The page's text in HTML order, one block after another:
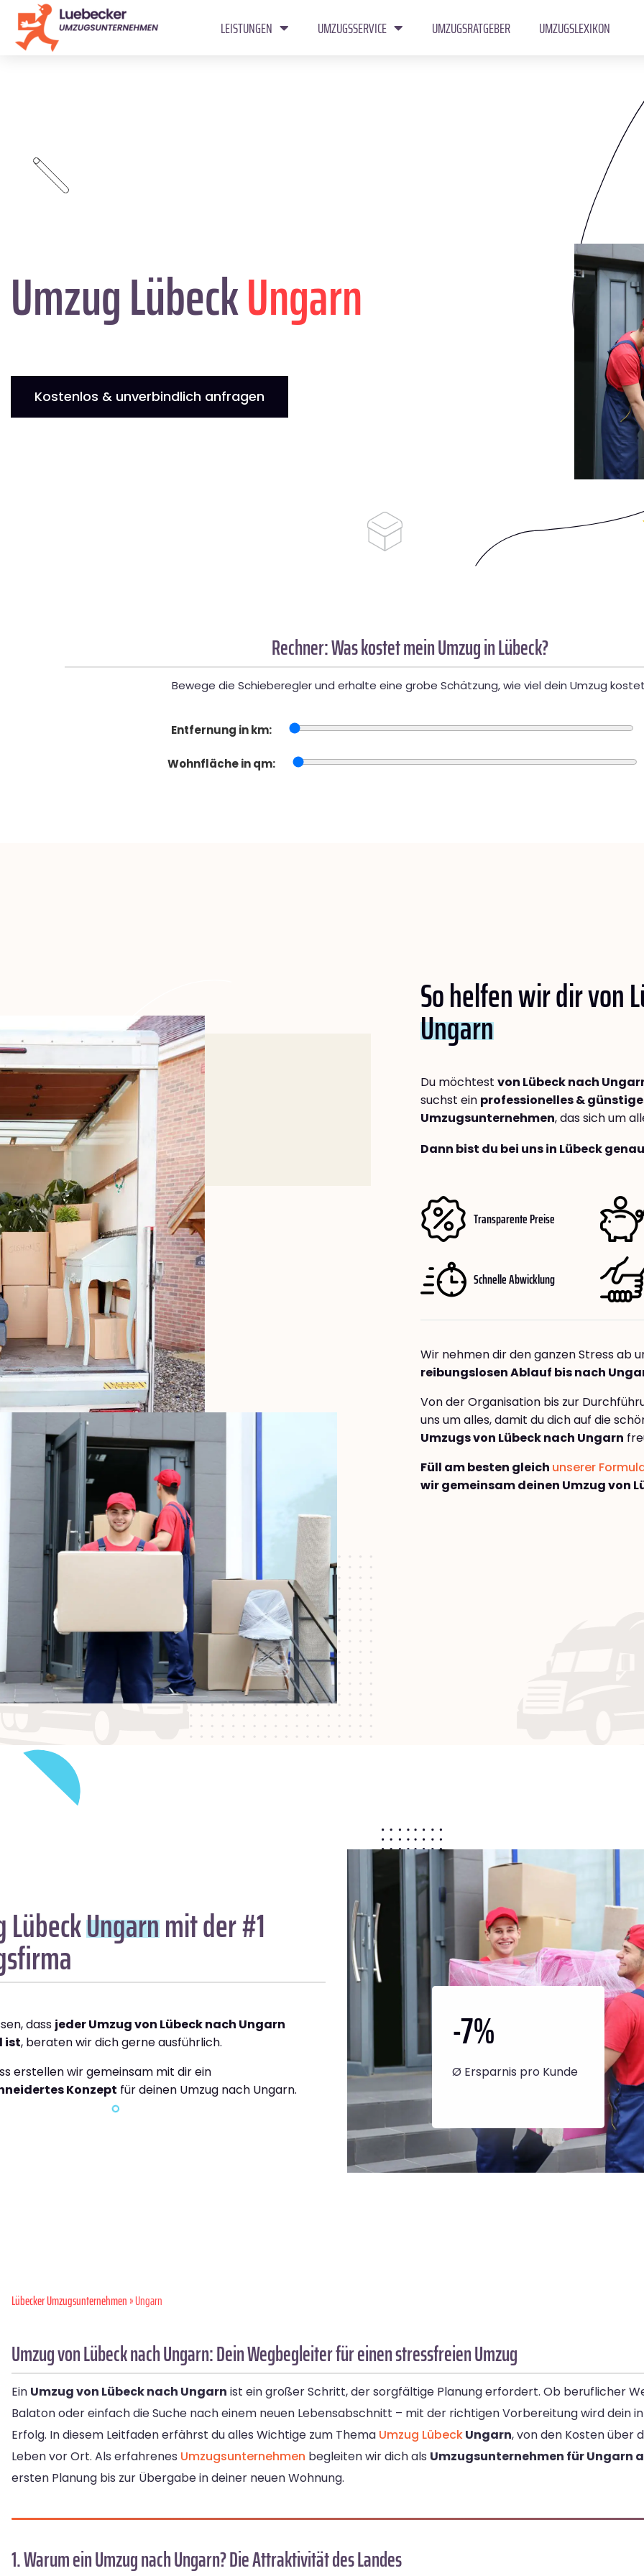
LEISTUNGEN UMZUGSSERVICE UMZUGSRATGEBER UMZUGSLEXIKON
Umzug LübeckUngarn
Kostenlos & unverbindlich anfragen
Rechner: Was kostet mein Umzug in Lübeck?
Bewege die Schieberegler und erhalte eine grobe Schätzung, wie viel dein Umzug
Entfernung in km:
Wohnfläche in qm:
So helfen wir dir von
Ungarn
Du möchtest von Lübeck nach
suchst ein professionelles &
Umzugsunternehmen, das sich um
Dann bist du bei uns in Lübeck
Transparente Preise
Schnelle Abwicklung
Wir nehmen dir den ganzen Stress ab
reibungslosen Ablauf bis nach
Von der Organisation bis zur
uns um alles, damit du dich auf die
Umzugs von Lübeck nach Ungarn
Füll am besten gleich unserer
wir gemeinsam deinen Umzug von
LübeckUngarnmit der #1
dass jeder Umzug von Lübeck nach Ungarn
ist, beraten wir dich gerne ausführlich.
erstellen wir gemeinsam mit dir ein
Konzept für deinen Umzug nach Ungarn.
-7%
Ø Ersparnis pro Kunde
Lübecker Umzugsunternehmen» Ungarn
Umzug von Lübeck nach Ungarn: Dein Wegbegleiter für einen stressfreien Umzug
Ein Umzug von Lübeck nach Ungarn ist ein großer Schritt, der sorgfältige Planung erfordert. Ob beruflicher
Balaton oder einfach die Suche nach einem neuen Lebensabschnitt – mit der richtigen Vorbereitung wird dein
Erfolg. In diesem Leitfaden erfährst du alles Wichtige zum Thema Umzug LübeckUngarn, von den Kosten über
Leben vor Ort. Als erfahrenes Umzugsunternehmen begleiten wir dich als Umzugsunternehmen für Ungarn
ersten Planung bis zur Übergabe in deiner neuen Wohnung.
1. Warum ein Umzug nach Ungarn? Die Attraktivität des Landes